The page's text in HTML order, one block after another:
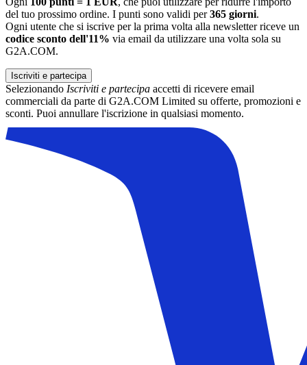
del tuo prossimo ordine. I punti sono validi per365 giorni.
Ogni utente che si iscrive per la prima volta alla newsletter riceve un
codice sconto dell'11% via email da utilizzare una volta sola su
G2A.COM.
Iscriviti e partecipa
Selezionando Iscriviti e partecipa accetti di ricevere email
commerciali da parte di G2A.COM Limited su offerte, promozioni e
sconti. Puoi annullare l'iscrizione in qualsiasi momento.